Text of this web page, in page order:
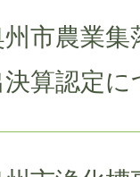
市農業集
算認定に